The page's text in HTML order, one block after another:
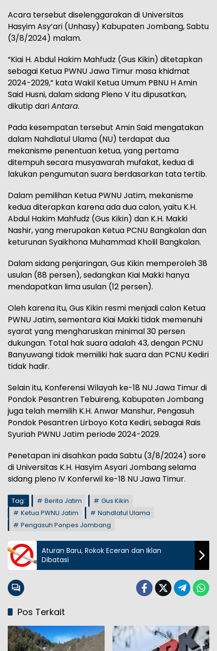
Acara tersebut diselenggarakan di Universitas
Hasyim Asy’ari (Unhasy) Kabupaten Jombang, Sabtu
(3/8/2024) malam.
“Kiai H. Abdul Hakim Mahfudz (Gus Kikin) ditetapkan
sebagai Ketua PWNU Jawa Timur masa khidmat
2024-2029,” kata Wakil Ketua Umum PBNU H Amin
Said Husni, dalam sidang Pleno V itu dipusatkan,
dikutip dariAntara.
Pada kesempatan tersebut Amin Said mengatakan
dalam Nahdlatul Ulama (NU) terdapat dua
mekanisme penentuan ketua, yang pertama
ditempuh secara musyawarah mufakat, kedua di
lakukan pengumutan suara berdasarkan tata tertib.
Dalam pemilihan Ketua PWNU Jatim, mekanisme
kedua diterapkan karena ada dua calon, yaitu K.H.
Abdul Hakim Mahfudz (Gus Kikin) dan K.H. Makki
Nashir, yang merupakan Ketua PCNU Bangkalan dan
keturunan Syaikhona Muhammad Kholil Bangkalan.
Dalam sidang penjaringan, Gus Kikin memperoleh 38
usulan (88 persen), sedangkan Kiai Makki hanya
mendapatkan lima usulan (12 persen).
Oleh karena itu, Gus Kikin resmi menjadi calon Ketua
PWNU Jatim, sementara Kiai Makki tidak memenuhi
syarat yang mengharuskan minimal 30 persen
dukungan. Total hak suara adalah 43, dengan PCNU
Banyuwangi tidak memiliki hak suara dan PCNU Kediri
tidak hadir.
Selain itu, Konferensi Wilayah ke-18 NU Jawa Timur di
Pondok Pesantren Tebuireng, Kabupaten Jombang
juga telah memilih K.H. Anwar Manshur, Pengasuh
Pondok Pesantren Lirboyo Kota Kediri, sebagai Rais
Syuriah PWNU Jatim periode 2024-2029.
Penetapan ini disahkan pada Sabtu (3/8/2024) sore
di Universitas K.H. Hasyim Asyari Jombang selama
sidang pleno IV Konferwil ke-18 NU Jawa Timur.
Tag: Berita Jatim
Gus Kikin
Ketua PWNU Jatim
Nahdlatul Ulama
Pengasuh Ponpes Jombang
Aturan Baru, Rokok Eceran dan Iklan
Dibatasi
Pos Terkait